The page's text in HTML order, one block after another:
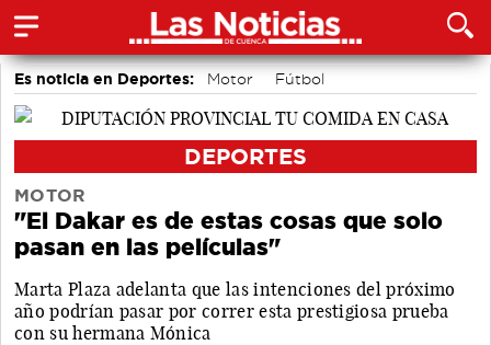
Es noticia en Deportes: Motor
Fútbol
Bolos conquenses
DEPORTES
MOTOR
"El Dakar es de estas cosas que solo
pasan en las películas"
Marta Plaza adelanta que las intenciones del próximo
año podrían pasar por correr esta prestigiosa prueba
con su hermana Mónica